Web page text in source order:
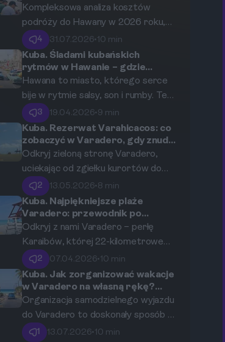
ETECSA i Wi-Fi w 2026 roku
Kompleksowa analiza kosztów
podróży do Hawany w 2026 roku,
uwzględniająca ceny kart ETECSA,
publicznego Wi-Fi, noclegów,
wyżywienia, transportu oraz
głównych atrakcji turystycznych,
wyrażona w walucie euro.
4 31.07.2026•10 min
Kuba. Śladami kubańskich
rytmów w Hawanie – gdzie
posłuchać son i potańczyć salsę?
Hawana to miasto, którego serce
bije w rytmie salsy, son i rumby. Ten
przewodnik zabierze Cię w podróż
po najbardziej energetycznych,
autentycznych i legendarnych
miejscach tanecznych stolicy Kuby,
gdzie muzyka nigdy nie cichnie, a
parkiet jest zawsze pełen pasji.
3 19.04.2026•9 min
Kuba. Rezerwat Varahicacos: co
zobaczyć w Varadero, gdy znudzi
Ci się plaża?
Odkryj zieloną stronę Varadero,
uciekając od zgiełku kurortów do
serca dzikiej przyrody. Ten
przewodnik zabierze Cię w podróż
po Rezerwacie Ekologicznym
Varahicacos i innych ukrytych
skarbach półwyspu, udowadniając,
że Kuba to znacznie więcej niż tylko
rajskie plaże.
2 13.05.2026•8 min
Kuba. Najpiękniejsze plaże
Varadero: przewodnik po
ukrytych zatoczkach i
popularnych odcinkach wybrzeża.
Odkryj z nami Varadero – perłę
Karaibów, której 22-kilometrowe
wybrzeże pokryte białym,
pudrowym piaskiem obmywają
krystalicznie czyste, turkusowe
wody. Ten przewodnik zabierze Cię
w podróż po najsłynniejszych
odcinkach plaż, ukrytych
2 07.04.2026•10 min
Kuba. Jak zorganizować wakacje
w Varadero na własną rękę?
Krok po kroku od lotu po casas
particulares.
Organizacja samodzielnego wyjazdu
do Varadero to doskonały sposób na
odkrycie autentycznego oblicza
1 13.07.2026•10 min